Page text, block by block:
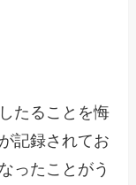
たることを悔
記録されてお
ったことがう